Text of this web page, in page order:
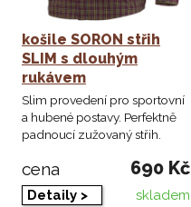
košile SORON střih
SLIM s dlouhým
rukávem
Slim provedení pro sportovní
a hubené postavy. Perfektně
padnoucí zužovaný střih.
cena 690 Kč
Detaily > skladem